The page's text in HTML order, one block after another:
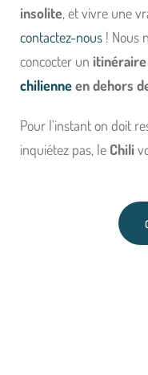
insolite, et vivre une
contactez-nous ! Nous
concocter un
chilienneen dehors
Pour l’instant on doit
inquiétez pas, le Chili